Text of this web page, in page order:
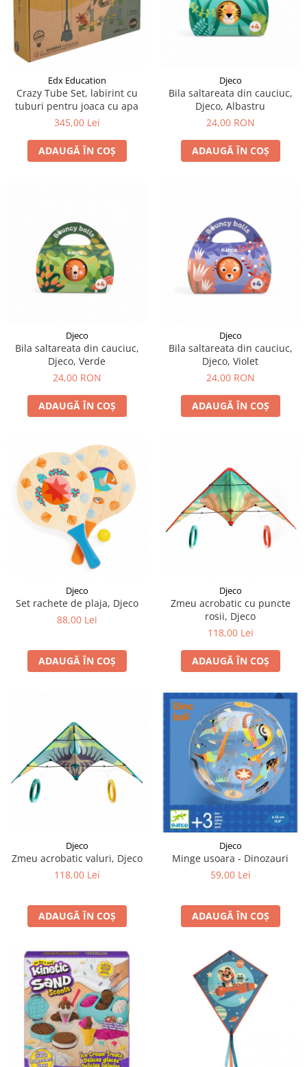
Jocuri cu dinozauri
Jucării de pluș
Jocuri educative pentru
școală/grădiniță
Agende
Accesorii diverse
LEGO Friends
LEGO Ninjago
LEGO Minecraft
LEGO DREAMZzz
LEGO Star Wars
LEGO Gabby s Dollhouse
LEGO Harry Potter
LEGO Jurassic World
LEGO Sonic the Hedgehog
LEGO Wicked
LEGO Animal Crossing
LEGO Creator Expert
LEGO Architecture
LEGO Ideas
LEGO Speed Champions
Edx Education
Crazy Tube Set, labirint cu
tuburi pentru joaca cu apa
345,00 Lei
ADAUGĂ ÎN COȘ
Djeco
Bila saltareata din cauciuc,
Djeco, Albastru
24,00 RON
ADAUGĂ ÎN COȘ
Djeco
Bila saltareata din cauciuc,
Djeco, Verde
24,00 RON
ADAUGĂ ÎN COȘ
Djeco
Bila saltareata din cauciuc,
Djeco, Violet
24,00 RON
ADAUGĂ ÎN COȘ
Djeco
Set rachete de plaja, Djeco
88,00 Lei
ADAUGĂ ÎN COȘ
Djeco
Zmeu acrobatic cu puncte
rosii, Djeco
118,00 Lei
ADAUGĂ ÎN COȘ
Djeco
Zmeu acrobatic valuri, Djeco
118,00 Lei
ADAUGĂ ÎN COȘ
Djeco
Minge usoara - Dinozauri
59,00 Lei
ADAUGĂ ÎN COȘ